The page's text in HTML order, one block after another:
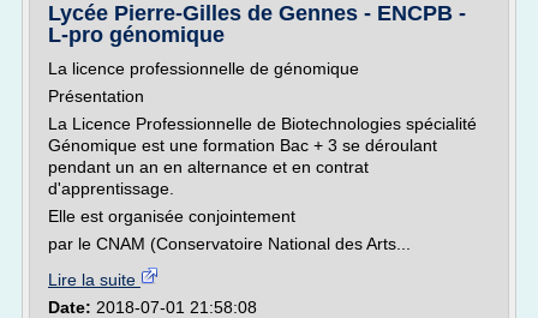
Lycée Pierre-Gilles de Gennes - ENCPB -
L-pro génomique
La licence professionnelle de génomique
Présentation
La Licence Professionnelle de Biotechnologies spécialité
Génomique est une formation Bac + 3 se déroulant
pendant un an en alternance et en contrat
d'apprentissage.
Elle est organisée conjointement
par le CNAM (Conservatoire National des Arts...
Lire la suite
Date: 2018-07-01 21:58:08